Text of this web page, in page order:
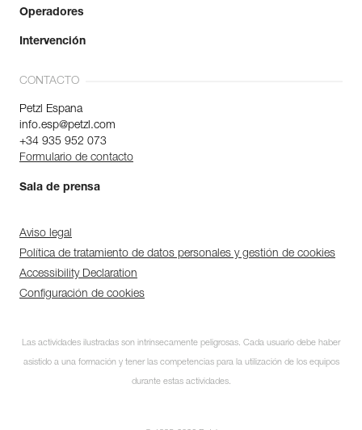
Operadores
Intervención
CONTACTO
Petzl Espana
info.esp@petzl.com
+34 935 952 073
Formulario de contacto
Sala de prensa
Aviso legal
Política de tratamiento de datos personales y gestión de cookies
Accessibility Declaration
Configuración de cookies
Las actividades ilustradas son intrínsecamente peligrosas. Cada usuario debe haber
asistido a una formación y tener las competencias para la utilización de los equipos
durante estas actividades.